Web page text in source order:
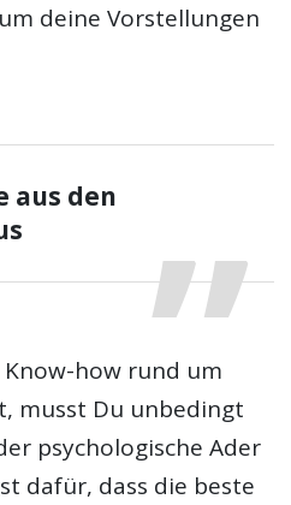
deine Vorstellungen
aus den
how rund um
musst Du unbedingt
psychologische Ader
dafür, dass die beste